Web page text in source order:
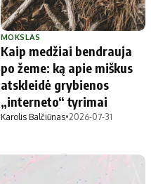
MOKSLAS
Kaip medžiai bendrauja
po žeme: ką apie miškus
atskleidė grybienos
„interneto“ tyrimai
Karolis Balčiūnas•2026-07-31